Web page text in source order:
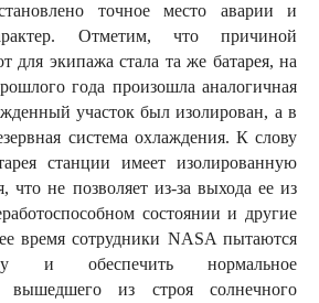
точное место аварии и
Отметим, что причиной
для экипажа стала та же батарея, на
года произошла аналогичная
участок был изолирован, а в
система охлаждения. К слову
станции имеет изолированную
что не позволяет из-за выхода ее из
состоянии и другие
время сотрудники NASA пытаются
и обеспечить нормальное
вышедшего из строя солнечного